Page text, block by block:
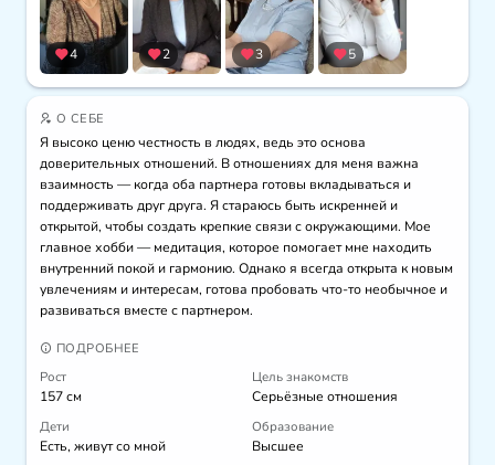
4 2 3 5
О СЕБЕ
Я высоко ценю честность в людях, ведь это основа
доверительных отношений. В отношениях для меня важна
взаимность — когда оба партнера готовы вкладываться и
поддерживать друг друга. Я стараюсь быть искренней и
открытой, чтобы создать крепкие связи с окружающими. Мое
главное хобби — медитация, которое помогает мне находить
внутренний покой и гармонию. Однако я всегда открыта к новым
увлечениям и интересам, готова пробовать что-то необычное и
развиваться вместе с партнером.
ПОДРОБНЕЕ
Рост
157 см
Цель знакомств
Серьёзные отношения
Дети
Есть, живут со мной
Образование
Высшее